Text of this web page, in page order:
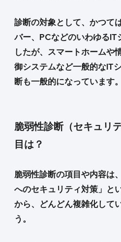
診断の対象として、かつて
バー、PCなどのいわゆるIT
したが、スマートホームや
御システムなど一般的なIT
断も一般的になっています。
脆弱性診断（セキュリ
目は？
脆弱性診断の項目や内容は
へのセキュリティ対策」と
から、どんどん複雑化して
う。